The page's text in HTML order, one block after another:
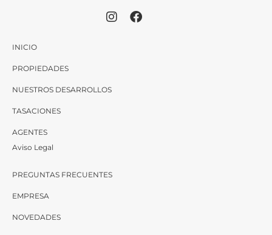
INICIO
PROPIEDADES
NUESTROS DESARROLLOS
TASACIONES
AGENTES
Aviso Legal
PREGUNTAS FRECUENTES
EMPRESA
NOVEDADES